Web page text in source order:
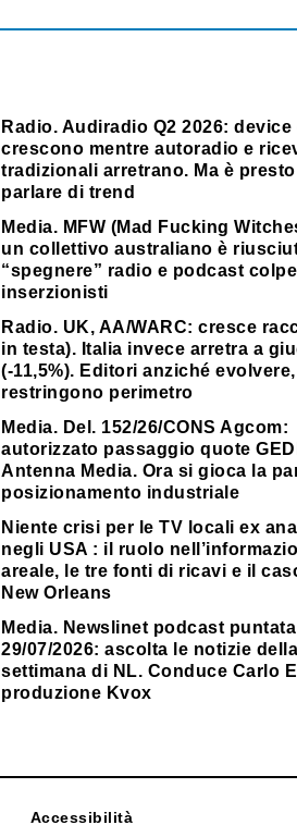
Radio. Audiradio Q2 2026:
crescono mentre autoradio e
tradizionali arretrano. Ma è
parlare di trend
Media. MFW (Mad Fucking
un collettivo australiano è
“spegnere” radio e podcast
inserzionisti
Radio. UK, AA/WARC: cresce
in testa). Italia invece arretra a
(-11,5%). Editori anziché evolvere,
restringono perimetro
Media. Del. 152/26/CONS Agcom:
autorizzato passaggio quote
Antenna Media. Ora si gioca la
posizionamento industriale
Niente crisi per le TV locali ex
negli USA : il ruolo
areale, le tre fonti di ricavi e il
New Orleans
Media. Newslinet podcast puntata
29/07/2026: ascolta le notizie della
settimana di NL. Conduce Carlo
produzione Kvox
Accessibilità